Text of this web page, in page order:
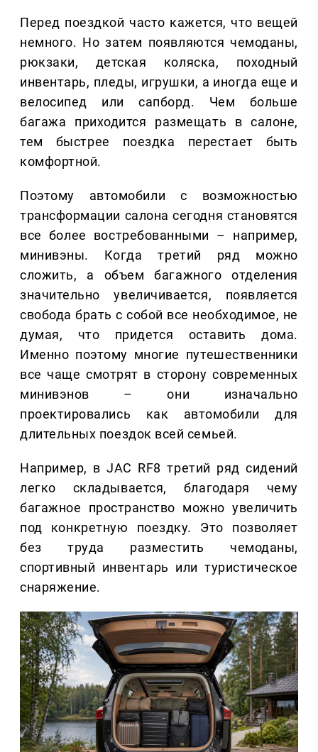
Перед поездкой часто кажется, что вещей
немного. Но затем появляются чемоданы,
рюкзаки, детская коляска, походный
инвентарь, пледы, игрушки, а иногда еще и
велосипед или сапборд. Чем больше
багажа приходится размещать в салоне,
тем быстрее поездка перестает быть
комфортной.
Поэтому автомобили с возможностью
трансформации салона сегодня становятся
все более востребованными – например,
минивэны. Когда третий ряд можно
сложить, а объем багажного отделения
значительно увеличивается, появляется
свобода брать с собой все необходимое, не
думая, что придется оставить дома.
Именно поэтому многие путешественники
все чаще смотрят в сторону современных
минивэнов – они изначально
проектировались как автомобили для
длительных поездок всей семьей.
Например, в JAC RF8 третий ряд сидений
легко складывается, благодаря чему
багажное пространство можно увеличить
под конкретную поездку. Это позволяет
без труда разместить чемоданы,
спортивный инвентарь или туристическое
снаряжение.